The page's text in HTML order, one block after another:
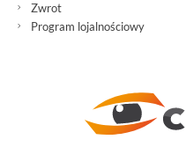
Zwrot
Program lojalnościowy